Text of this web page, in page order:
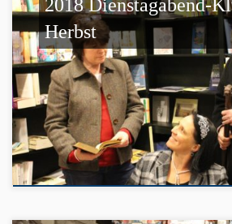
2018 Dienstagabend-
Herbst